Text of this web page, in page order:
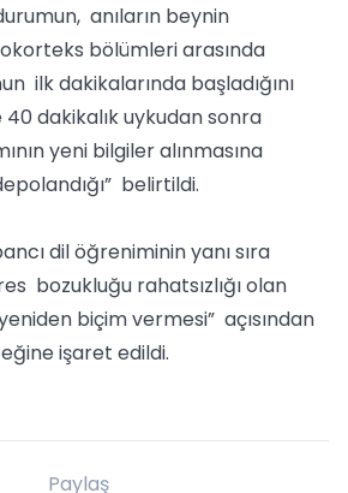
anıların beynin
bölümleri arasında
ilk dakikalarında başladığını
dakikalık uykudan sonra
yeni bilgiler alınmasına
belirtildi.
dil öğreniminin yanı sıra
bozukluğu rahatsızlığı olan
biçim vermesi” açısından
işaret edildi.
Paylaş